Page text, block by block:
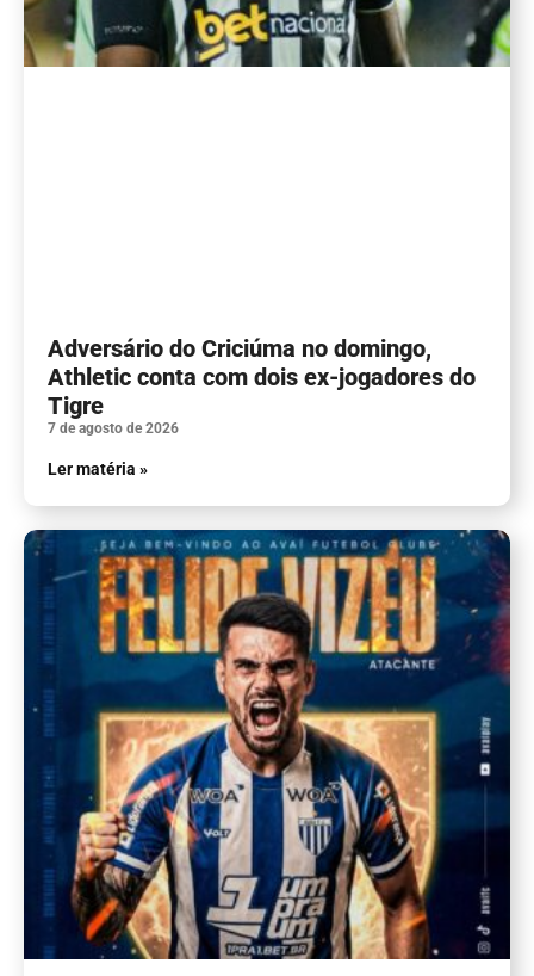
Adversário do Criciúma no domingo,
Athletic conta com dois ex-jogadores do
Tigre
7 de agosto de 2026
Ler matéria »